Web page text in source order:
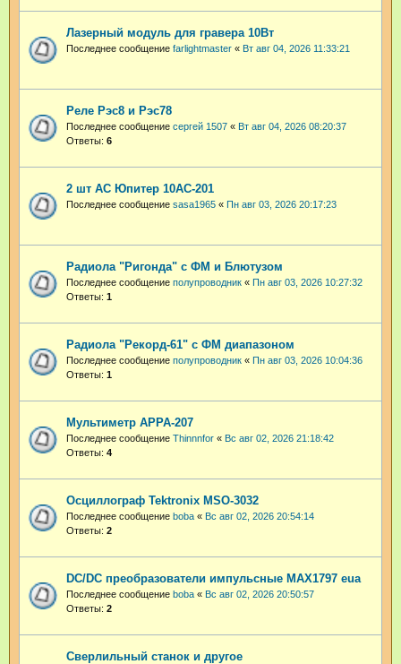
Лазерный модуль для гравера 10Вт
Последнее сообщение farlightmaster « Вт авг 04, 2026 11:33:21
Реле Рэс8 и Рэс78
Последнее сообщение сергей 1507 « Вт авг 04, 2026 08:20:37
Ответы: 6
2 шт АС Юпитер 10АС-201
Последнее сообщение sasa1965 « Пн авг 03, 2026 20:17:23
Радиола "Ригонда" с ФМ и Блютузом
Последнее сообщение полупроводник « Пн авг 03, 2026 10:27:32
Ответы: 1
Радиола "Рекорд-61" с ФМ диапазоном
Последнее сообщение полупроводник « Пн авг 03, 2026 10:04:36
Ответы: 1
Мультиметр APPA-207
Последнее сообщение Thinnnfor « Вс авг 02, 2026 21:18:42
Ответы: 4
Осциллограф Tektronix MSO-3032
Последнее сообщение boba « Вс авг 02, 2026 20:54:14
Ответы: 2
DC/DC преобразователи импульсные MAX1797 eua
Последнее сообщение boba « Вс авг 02, 2026 20:50:57
Ответы: 2
Сверлильный станок и другое